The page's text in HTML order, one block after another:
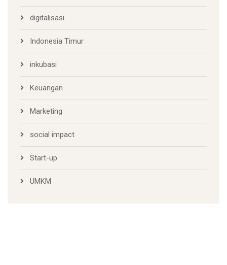
digitalisasi
Indonesia Timur
inkubasi
Keuangan
Marketing
social impact
Start-up
UMKM